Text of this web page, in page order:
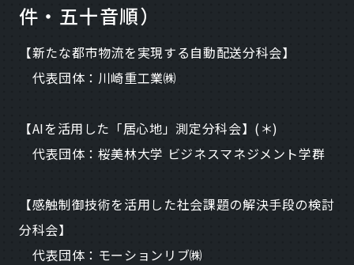
件・五十音順）
【新たな都市物流を実現する自動配送分科会】
代表団体：川崎重工業㈱
【AIを活用した「居心地」測定分科会】(＊)
代表団体：桜美林大学 ビジネスマネジメント学群
【感触制御技術を活用した社会課題の解決手段の検討
分科会】
代表団体：モーションリブ㈱